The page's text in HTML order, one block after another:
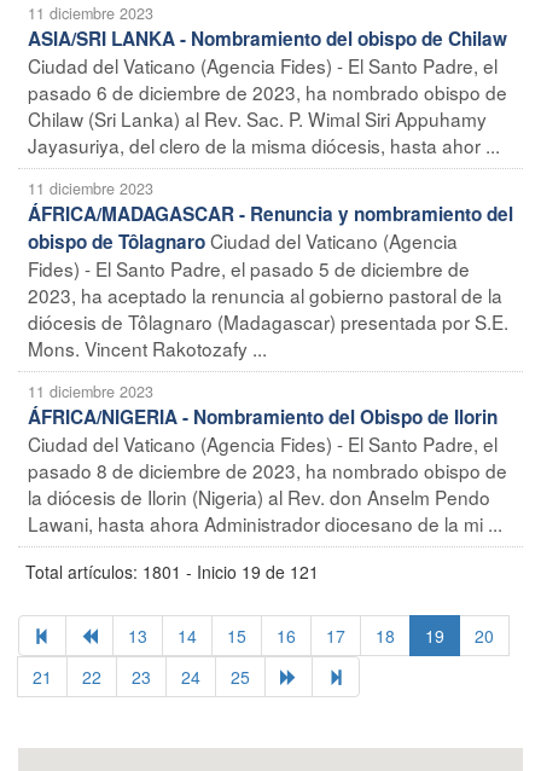
11 diciembre 2023
ASIA/SRI LANKA - Nombramiento del obispo de Chilaw
Ciudad del Vaticano (Agencia Fides) - El Santo Padre, el
pasado 6 de diciembre de 2023, ha nombrado obispo de
Chilaw (Sri Lanka) al Rev. Sac. P. Wimal Siri Appuhamy
Jayasuriya, del clero de la misma diócesis, hasta ahor ...
11 diciembre 2023
ÁFRICA/MADAGASCAR - Renuncia y nombramiento del
obispo de TôlagnaroCiudad del Vaticano (Agencia
Fides) - El Santo Padre, el pasado 5 de diciembre de
2023, ha aceptado la renuncia al gobierno pastoral de la
diócesis de Tôlagnaro (Madagascar) presentada por S.E.
Mons. Vincent Rakotozafy ...
11 diciembre 2023
ÁFRICA/NIGERIA - Nombramiento del Obispo de Ilorin
Ciudad del Vaticano (Agencia Fides) - El Santo Padre, el
pasado 8 de diciembre de 2023, ha nombrado obispo de
la diócesis de Ilorin (Nigeria) al Rev. don Anselm Pendo
Lawani, hasta ahora Administrador diocesano de la mi ...
Total artículos: 1801 - Inicio 19 de 121
13 14 15 16 17 18 19
20
21
22 23 24 25